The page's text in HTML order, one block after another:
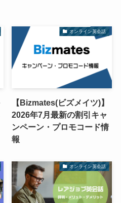
オンライン英会話
【Bizmates(ビズメイツ)】
2026年7月最新の割引キャ
ンペーン・プロモコード情
報
オンライン英会話